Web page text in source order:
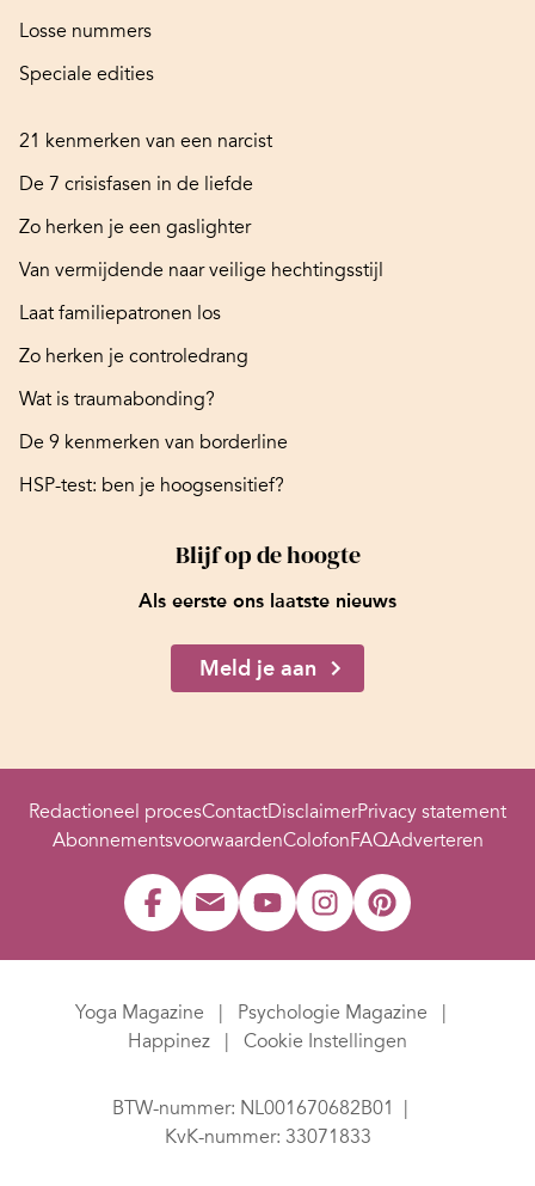
Losse nummers
Speciale edities
21 kenmerken van een narcist
De 7 crisisfasen in de liefde
Zo herken je een gaslighter
Van vermijdende naar veilige hechtingsstijl
Laat familiepatronen los
Zo herken je controledrang
Wat is traumabonding?
De 9 kenmerken van borderline
HSP-test: ben je hoogsensitief?
Blijf op de hoogte
Als eerste ons laatste nieuws
Meld je aan
Redactioneel procesContactDisclaimerPrivacy statement
AbonnementsvoorwaardenColofonFAQAdverteren
Yoga Magazine
Psychologie Magazine
Happinez
Cookie Instellingen
BTW-nummer: NL001670682B01
KvK-nummer: 33071833